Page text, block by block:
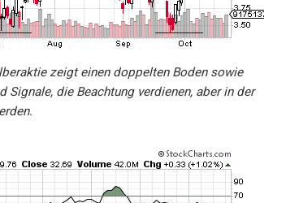
zeigt einen doppelten Boden sowie
die Beachtung verdienen, aber in der